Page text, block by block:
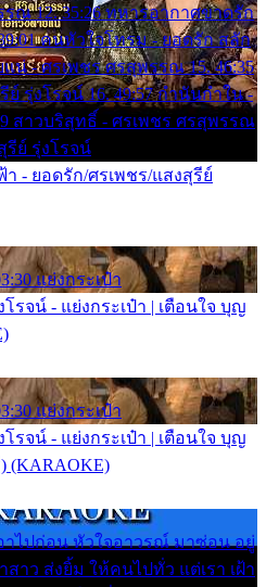
ณ 12. 35:26 ทหารอากาศขาดรัก
คนหัวใจโทรม - ยอดรัก สลัก
แน่ - ศรเพชร ศรสุพรรณ 15. 46:35
รุ่งโรจน์ 16. 49:57 กำนันกำใน -
สาวบริสุทธิ์ - ศรเพชร ศรสุพรรณ
รีย์ รุ่งโรจน์
- ยอดรัก/ศรเพชร/แสงสุรีย์
แย่งกระเป๋า
รจน์ - แย่งกระเป๋า | เตือนใจ บุญ
แย่งกระเป๋า
รจน์ - แย่งกระเป๋า | เตือนใจ บุญ
(KARAOKE)
าไปก่อน หัวใจอาวรณ์ มาซ่อน อยู่
าว ส่งยิ้ม ให้คนไปทั่ว แต่เรา เฝ้า